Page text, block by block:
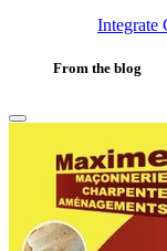
Integrate
From the blog